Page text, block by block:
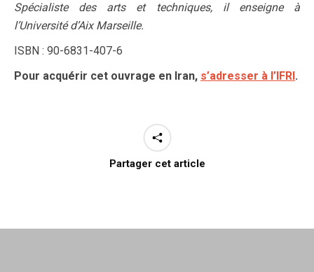
Spécialiste des arts et techniques, il enseigne à
l’Université d’Aix Marseille.
ISBN : 90-6831-407-6
Pour acquérir cet ouvrage en Iran, s’adresser à l’IFRI.
Partager cet article